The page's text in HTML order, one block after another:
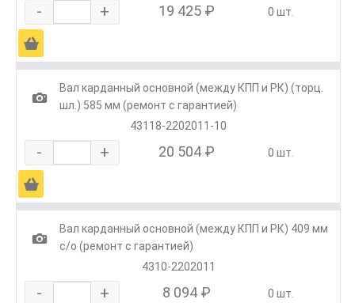
- + 19 425 ₽ 0 шт.
Ä
1
Вал карданный основной (между КПП и РК) (торц.
шл.) 585 мм (ремонт с гарантией)
43118-2202011-10
- + 20 504 ₽ 0 шт.
Ä
1
Вал карданный основной (между КПП и РК) 409 мм
с/о (ремонт с гарантией)
4310-2202011
- + 8 094 ₽ 0 шт.